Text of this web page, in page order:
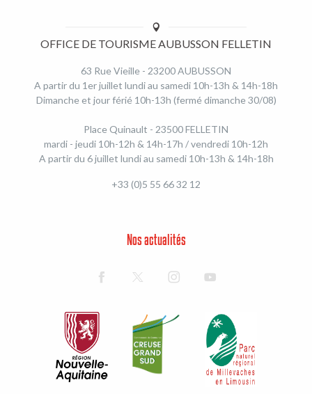
OFFICE DE TOURISME AUBUSSON FELLETIN
63 Rue Vieille - 23200 AUBUSSON
A partir du 1er juillet lundi au samedi 10h-13h & 14h-18h
Dimanche et jour férié 10h-13h (fermé dimanche 30/08)
Place Quinault - 23500 FELLETIN
mardi - jeudi 10h-12h & 14h-17h / vendredi 10h-12h
A partir du 6 juillet lundi au samedi 10h-13h & 14h-18h
+33 (0)5 55 66 32 12
Nos actualités